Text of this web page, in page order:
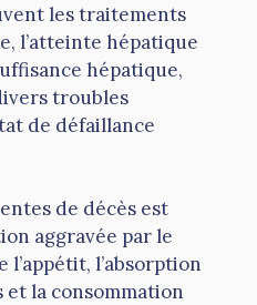
les traitements
l’atteinte hépatique
hépatique,
troubles
de défaillance
de décès est
aggravée par le
l’absorption
la consommation